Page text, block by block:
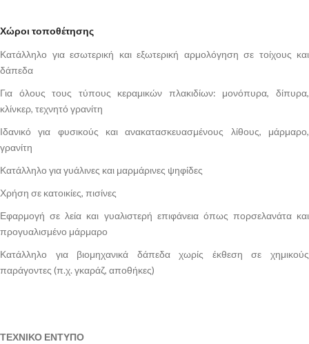
Χώροι τοποθέτησης
Κατάλληλο για εσωτερική και εξωτερική αρμολόγηση σε τοίχους και
δάπεδα
Για όλους τους τύπους κεραμικών πλακιδίων: μονόπυρα, δίπυρα,
κλίνκερ, τεχνητό γρανίτη
Ιδανικό για φυσικούς και ανακατασκευασμένους λίθους, μάρμαρο,
γρανίτη
Κατάλληλο για γυάλινες και μαρμάρινες ψηφίδες
Χρήση σε κατοικίες, πισίνες
Εφαρμογή σε λεία και γυαλιστερή επιφάνεια όπως πορσελανάτα και
προγυαλισμένο μάρμαρο
Κατάλληλο για βιομηχανικά δάπεδα χωρίς έκθεση σε χημικούς
παράγοντες (π.χ. γκαράζ, αποθήκες)
ΤΕΧΝΙΚΟ ΕΝΤΥΠΟ